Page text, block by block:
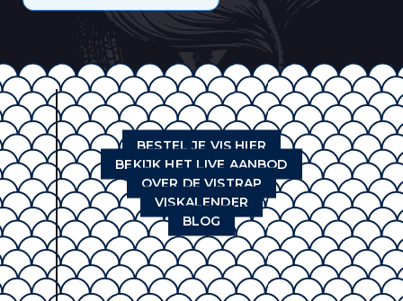
BESTEL JE VIS HIER
BEKIJK HET LIVE AANBOD
OVER DE VISTRAP
VISKALENDER
BLOG